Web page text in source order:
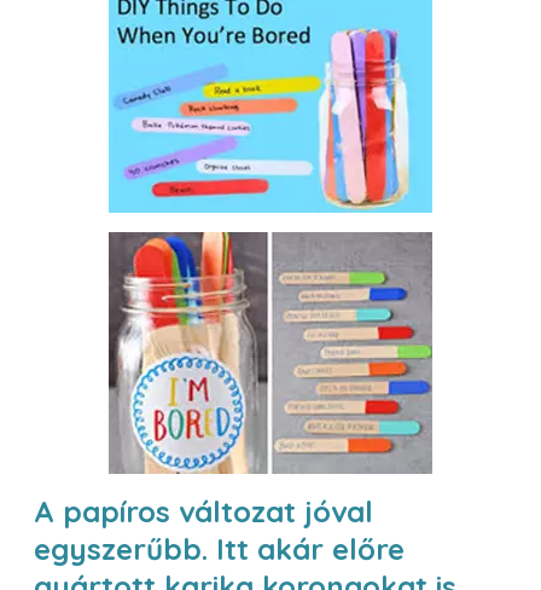
A papíros változat jóval
egyszerűbb. Itt akár előre